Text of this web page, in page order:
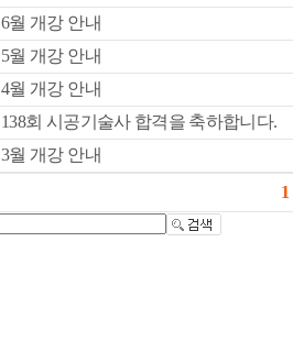
6월 개강 안내
5월 개강 안내
4월 개강 안내
138회 시공기술사 합격을 축하합니다.
3월 개강 안내
1